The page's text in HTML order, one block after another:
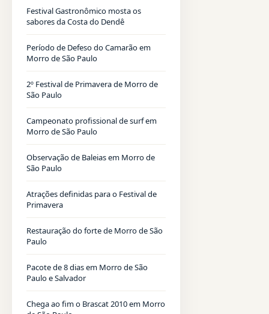
Festival Gastronômico mosta os
sabores da Costa do Dendê
Período de Defeso do Camarão em
Morro de São Paulo
2º Festival de Primavera de Morro de
São Paulo
Campeonato profissional de surf em
Morro de São Paulo
Observação de Baleias em Morro de
São Paulo
Atrações definidas para o Festival de
Primavera
Restauração do forte de Morro de São
Paulo
Pacote de 8 dias em Morro de São
Paulo e Salvador
Chega ao fim o Brascat 2010 em Morro